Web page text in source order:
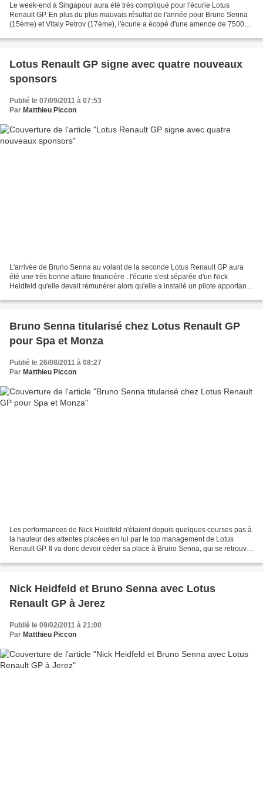
Le week-end à Singapour aura été très compliqué pour l'écurie Lotus
Renault GP. En plus du plus mauvais résultat de l'année pour Bruno Senna
(15ème) et Vitaly Petrov (17ème), l'écurie a écopé d'une amende de 7500
Lotus Renault GP signe avec quatre nouveaux
sponsors
Publié le 07/09/2011 à 07:53
Par Matthieu Piccon
L'arrivée de Bruno Senna au volant de la seconde Lotus Renault GP aura
été une très bonne affaire financière : l'écurie s'est séparée d'un Nick
Heidfeld qu'elle devait rémunérer alors qu'elle a installé un pilote apportant
Bruno Senna titularisé chez Lotus Renault GP
pour Spa et Monza
Publié le 26/08/2011 à 08:27
Par Matthieu Piccon
Les performances de Nick Heidfeld n'étaient depuis quelques courses pas à
la hauteur des attentes placées en lui par le top management de Lotus
Renault GP. Il va donc devoir céder sa place à Bruno Senna, qui se retrouve
Nick Heidfeld et Bruno Senna avec Lotus
Renault GP à Jerez
Publié le 09/02/2011 à 21:00
Par Matthieu Piccon